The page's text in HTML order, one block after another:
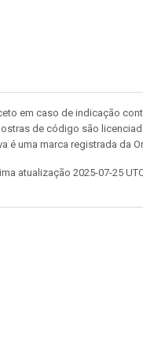
em caso de indicação
de código são
é uma marca registrada da
atualização 2025-07-25